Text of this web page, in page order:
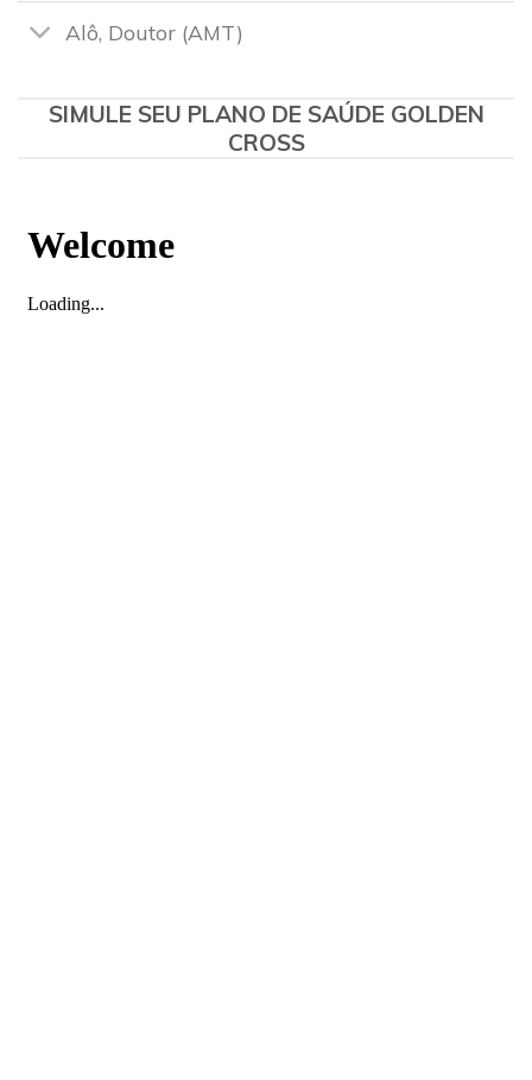
Alô, Doutor (AMT)
SIMULE SEU PLANO DE SAÚDE GOLDEN
CROSS